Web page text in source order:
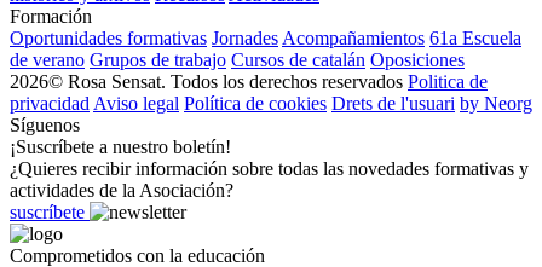
Formación
Oportunidades formativas Jornades Acompañamientos 61a Escuela
de verano Grupos de trabajo Cursos de catalán Oposiciones
2026© Rosa Sensat. Todos los derechos reservados Politica de
privacidad Aviso legal Política de cookies Drets de l'usuari by Neorg
Síguenos
¡Suscríbete a nuestro boletín!
¿Quieres recibir información sobre todas las novedades formativas y
actividades de la Asociación?
suscríbete
Comprometidos con la educación